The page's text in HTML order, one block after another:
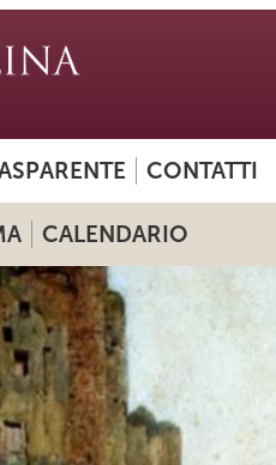
CONTATTI
CALENDARIO